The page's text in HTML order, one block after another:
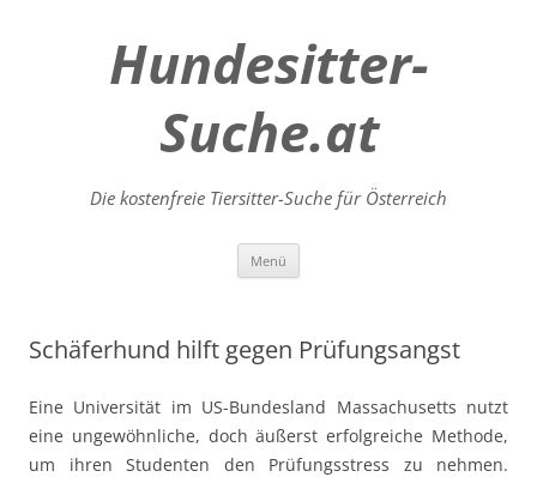
Hundesitter-
Suche.at
Die kostenfreie Tiersitter-Suche für Österreich
Menü
Schäferhund hilft gegen Prüfungsangst
Eine Universität im US-Bundesland Massachusetts nutzt
eine ungewöhnliche, doch äußerst erfolgreiche Methode,
um ihren Studenten den Prüfungsstress zu nehmen.